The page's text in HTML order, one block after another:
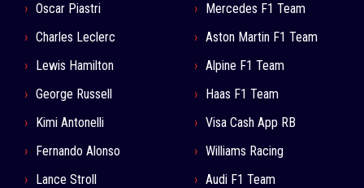
Oscar Piastri
Charles Leclerc
Lewis Hamilton
George Russell
Kimi Antonelli
Fernando Alonso
Lance Stroll
Mercedes F1 Team
Aston Martin F1 Team
Alpine F1 Team
Haas F1 Team
Visa Cash App RB
Williams Racing
Audi F1 Team